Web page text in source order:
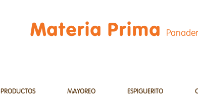
Materia Prima
PRODUCTOS MAYOREO ESPIGUERITO